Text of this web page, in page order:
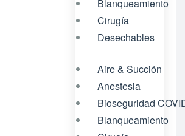
Blanqueamiento
Cirugía
Desechables
Aire & Succión
Anestesia
Bioseguridad
Blanqueamiento